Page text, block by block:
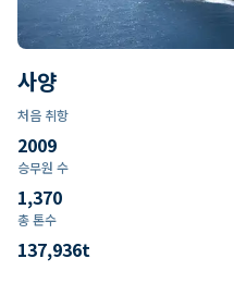
사양
처음 취항
2009
승무원 수
1,370
총 톤수
137,936t